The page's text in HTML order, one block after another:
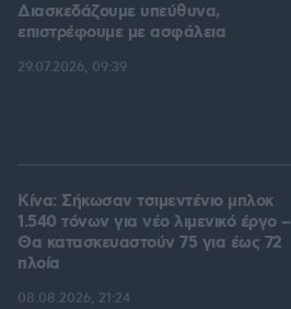
Διασκεδάζουμε υπεύθυνα,
επιστρέφουμε με ασφάλεια
29.07.2026, 09:39
Κίνα: Σήκωσαν τσιμεντένιο μπλοκ
1.540 τόνων για νέο λιμενικό έργο –
Θα κατασκευαστούν 75 για έως 72
πλοία
08.08.2026, 21:24